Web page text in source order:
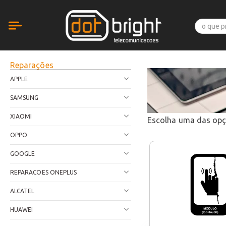
Reparações
APPLE
SAMSUNG
XIAOMI
OPPO
GOOGLE
REPARACOES ONEPLUS
ALCATEL
HUAWEI
Escolha uma das